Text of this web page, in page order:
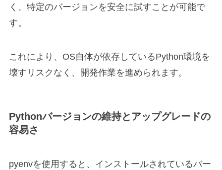
く、特定のバージョンを安全に試すことが可能で
す。
これにより、OS自体が依存しているPython環境を
壊すリスクなく、開発作業を進められます。
Pythonバージョンの維持とアップグレードの
容易さ
pyenvを使用すると、インストールされているバー